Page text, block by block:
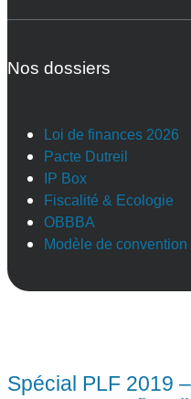
Nos dossiers
Loi de finances 2026
Pacte Dutreil
IP Box
Fiscalité & Ecologie
OBBBA
Modèle de
Spécial PLF 2019